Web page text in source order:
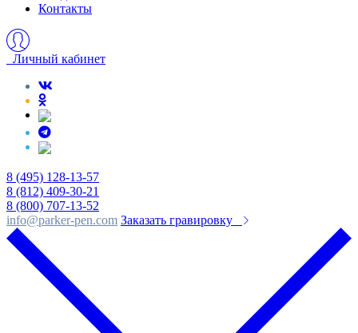
Контакты
Личный кабинет
8 (495) 128-13-57
8 (812) 409-30-21
8 (800) 707-13-52
info@parker-pen.com Заказать гравировку